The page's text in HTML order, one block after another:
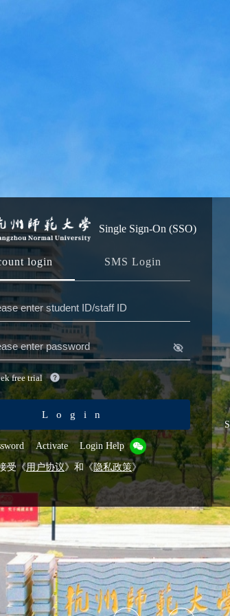
Single Sign-On (SSO)
login SMS Login
free trial
Login
Activate Login Help
受《用户协议》和《隐私政策》